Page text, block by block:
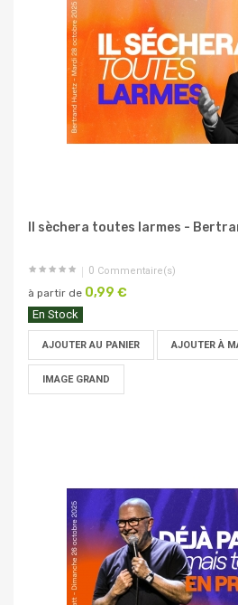
Il sèchera toutes larmes -
0 Commentaire(s)
à partir de 0,99 €
En Stock
AJOUTER AU PANIER AJOUTER À
IMAGE GRAND